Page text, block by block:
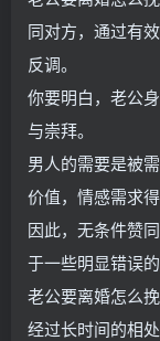
同对方，通过有
反调。
你要明白，老公
与崇拜。
男人的需要是被
价值，情感需求
因此，无条件赞
于一些明显错误
老公要离婚怎么
经过长时间的相